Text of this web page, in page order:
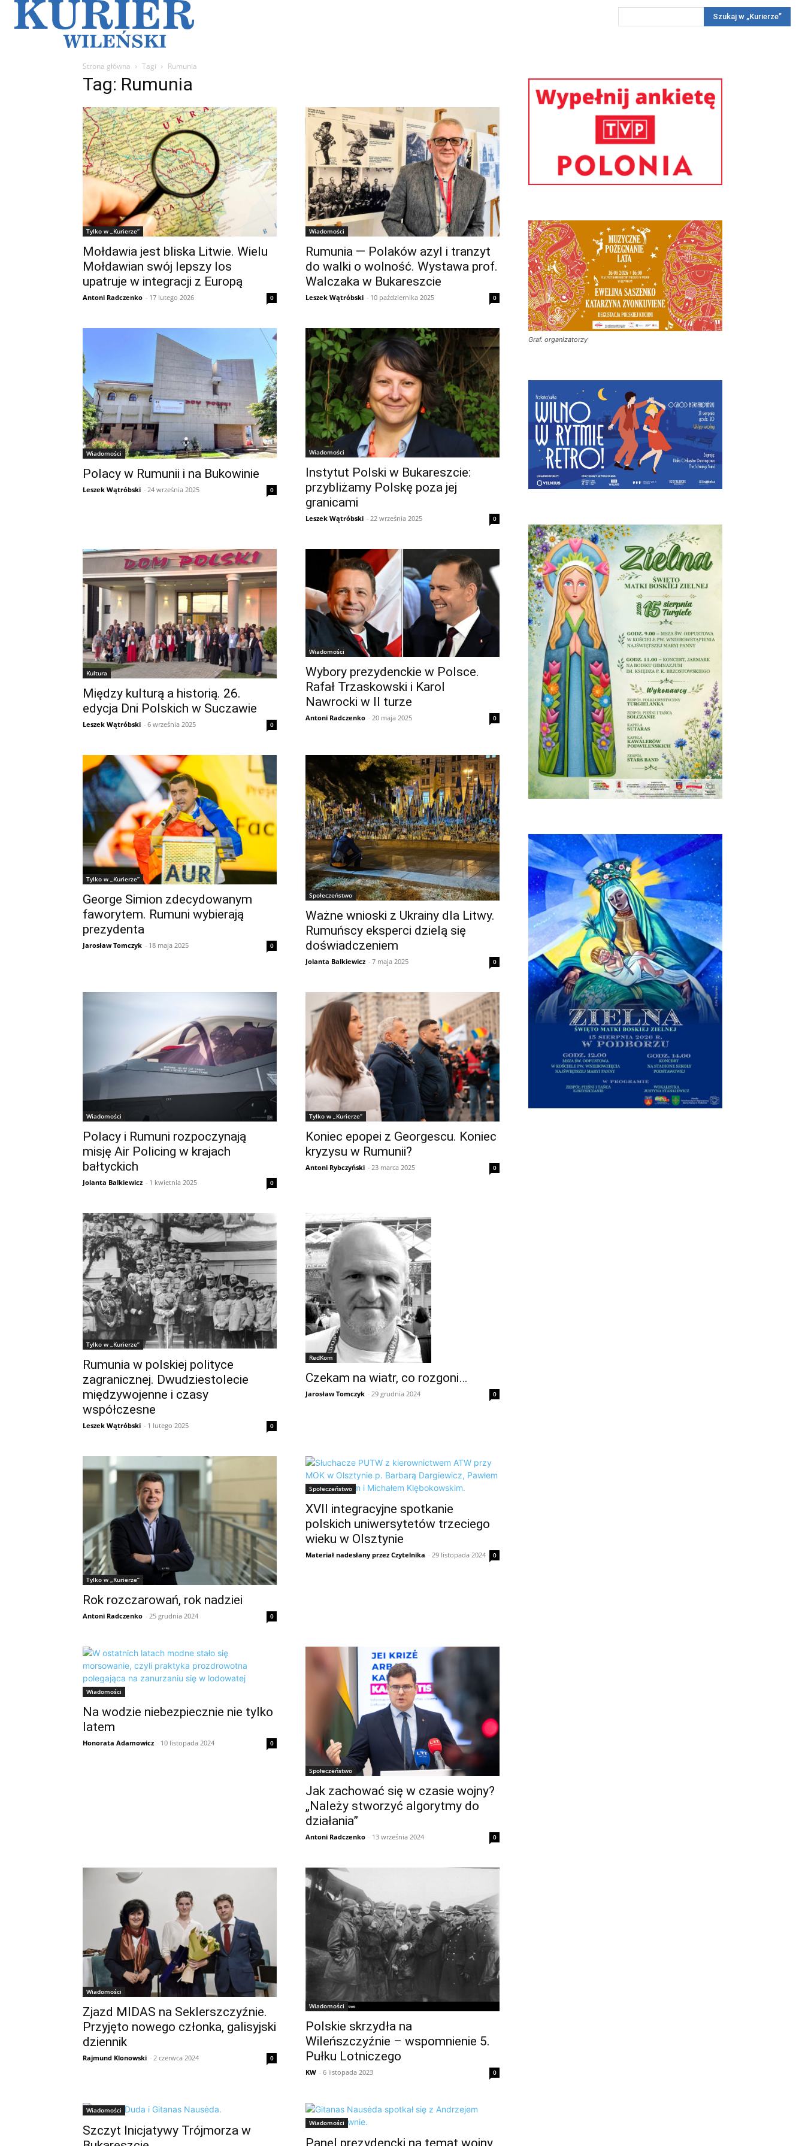
Reportaż KonkursyWięcej
Szukaj w „Kurierze”
Strona główna Tagi Rumunia
Tag: Rumunia
Tylko w „Kurierze”
Mołdawia jest bliska Litwie. Wielu
Mołdawian swój lepszy los
upatruje w integracji z Europą
Antoni Radczenko - 17 lutego 2026 0
Wiadomości
Rumunia — Polaków azyl i tranzyt
do walki o wolność. Wystawa prof.
Walczaka w Bukareszcie
Leszek Wątróbski - 10 października 2025 0
Wiadomości
Polacy w Rumunii i na Bukowinie
Leszek Wątróbski - 24 września 2025 0
Wiadomości
Instytut Polski w Bukareszcie:
przybliżamy Polskę poza jej
granicami
Leszek Wątróbski - 22 września 2025 0
Kultura
Między kulturą a historią. 26.
edycja Dni Polskich w Suczawie
Leszek Wątróbski - 6 września 2025 0
Wiadomości
Wybory prezydenckie w Polsce.
Rafał Trzaskowski i Karol
Nawrocki w II turze
Antoni Radczenko - 20 maja 2025 0
Tylko w „Kurierze”
George Simion zdecydowanym
faworytem. Rumuni wybierają
prezydenta
Jarosław Tomczyk - 18 maja 2025 0
Społeczeństwo
Ważne wnioski z Ukrainy dla Litwy.
Rumuńscy eksperci dzielą się
doświadczeniem
Jolanta Balkiewicz - 7 maja 2025 0
Wiadomości
Polacy i Rumuni rozpoczynają
misję Air Policing w krajach
bałtyckich
Jolanta Balkiewicz - 1 kwietnia 2025 0
Tylko w „Kurierze”
Koniec epopei z Georgescu. Koniec
kryzysu w Rumunii?
Antoni Rybczyński - 23 marca 2025 0
Tylko w „Kurierze”
Rumunia w polskiej polityce
zagranicznej. Dwudziestolecie
międzywojenne i czasy
współczesne
Leszek Wątróbski - 1 lutego 2025 0
RedKom
Czekam na wiatr, co rozgoni…
Jarosław Tomczyk - 29 grudnia 2024 0
Tylko w „Kurierze”
Rok rozczarowań, rok nadziei
Antoni Radczenko - 25 grudnia 2024 0
Społeczeństwo
XVII integracyjne spotkanie
polskich uniwersytetów trzeciego
wieku w Olsztynie
Materiał nadesłany przez Czytelnika - 29 listopada 2024 0
Wiadomości
Na wodzie niebezpiecznie nie tylko
latem
Honorata Adamowicz - 10 listopada 2024 0
Społeczeństwo
Jak zachować się w czasie wojny?
„Należy stworzyć algorytmy do
działania”
Antoni Radczenko - 13 września 2024 0
Wiadomości
Zjazd MIDAS na Seklerszczyźnie.
Przyjęto nowego członka, galisyjski
dziennik
Rajmund Klonowski - 2 czerwca 2024 0
Wiadomości
Polskie skrzydła na
Wileńszczyźnie – wspomnienie 5.
Pułku Lotniczego
KW - 6 listopada 2023 0
Wiadomości
Szczyt Inicjatywy Trójmorza w
Wiadomości
Panel prezydencki na temat wojny
Graf. organizatorzy